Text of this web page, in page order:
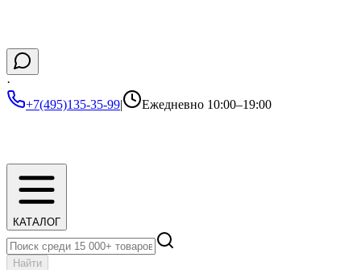
·
+7(495)135-35-99| Ежедневно 10:00–19:00
КАТАЛОГ
Найти